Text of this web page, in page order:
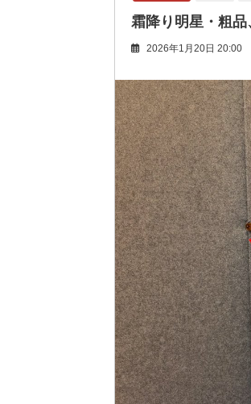
霜降り明星・粗
2026年1月20日 20:00